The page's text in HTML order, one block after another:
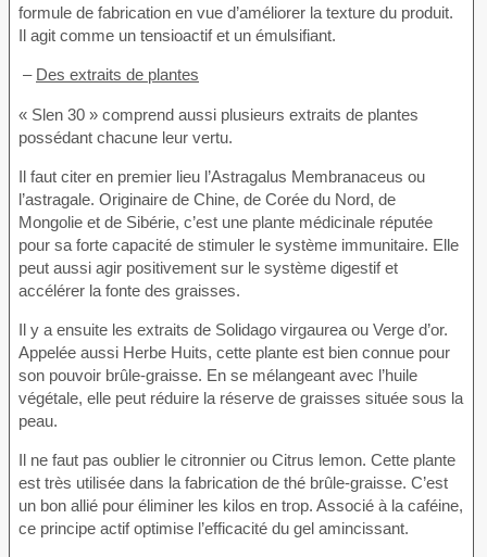
formule de fabrication en vue d’améliorer la texture du produit.
Il agit comme un tensioactif et un émulsifiant.
– Des extraits de plantes
« Slen 30 » comprend aussi plusieurs extraits de plantes
possédant chacune leur vertu.
Il faut citer en premier lieu l’Astragalus Membranaceus ou
l’astragale. Originaire de Chine, de Corée du Nord, de
Mongolie et de Sibérie, c’est une plante médicinale réputée
pour sa forte capacité de stimuler le système immunitaire. Elle
peut aussi agir positivement sur le système digestif et
accélérer la fonte des graisses.
Il y a ensuite les extraits de Solidago virgaurea ou Verge d’or.
Appelée aussi Herbe Huits, cette plante est bien connue pour
son pouvoir brûle-graisse. En se mélangeant avec l’huile
végétale, elle peut réduire la réserve de graisses située sous la
peau.
Il ne faut pas oublier le citronnier ou Citrus lemon. Cette plante
est très utilisée dans la fabrication de thé brûle-graisse. C’est
un bon allié pour éliminer les kilos en trop. Associé à la caféine,
ce principe actif optimise l’efficacité du gel amincissant.